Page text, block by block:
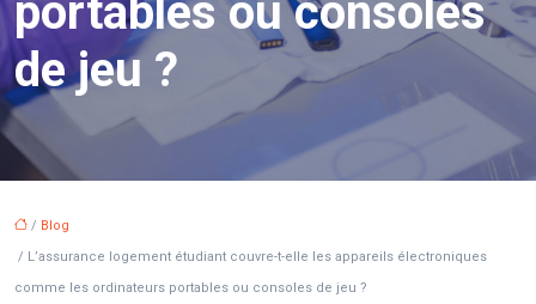
portables ou consoles
de jeu ?
/ Blog
/ L’assurance logement étudiant couvre-t-elle les appareils électroniques
comme les ordinateurs portables ou consoles de jeu ?